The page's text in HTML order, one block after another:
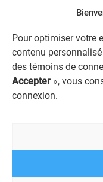
Pour optimiser votre
contenu
des témoins de
Accepter », vous
connexion.
AVIS JURIDIQUE GÉNÉRAL
POLITIQUE DE
REGISTRE DES